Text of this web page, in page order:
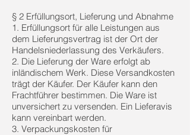
§ 2 Erfüllungsort, Lieferung und Abnahme
1. Erfüllungsort für alle Leistungen aus
dem Lieferungsvertrag ist der Ort der
Handelsniederlassung des Verkäufers.
2. Die Lieferung der Ware erfolgt ab
inländischem Werk. Diese Versandkosten
trägt der Käufer. Der Käufer kann den
Frachtführer bestimmen. Die Ware ist
unversichert zu versenden. Ein Lieferavis
kann vereinbart werden.
3. Verpackungskosten für